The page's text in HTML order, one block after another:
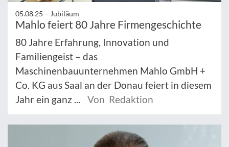
05.08.25 – Jubiläum
Mahlo feiert 80 Jahre Firmengeschichte
80 Jahre Erfahrung, Innovation und
Familiengeist – das
Maschinenbauunternehmen Mahlo GmbH +
Co. KG aus Saal an der Donau feiert in diesem
Jahr ein ganz ...
Von Redaktion